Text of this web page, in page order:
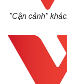
"Cận cảnh"